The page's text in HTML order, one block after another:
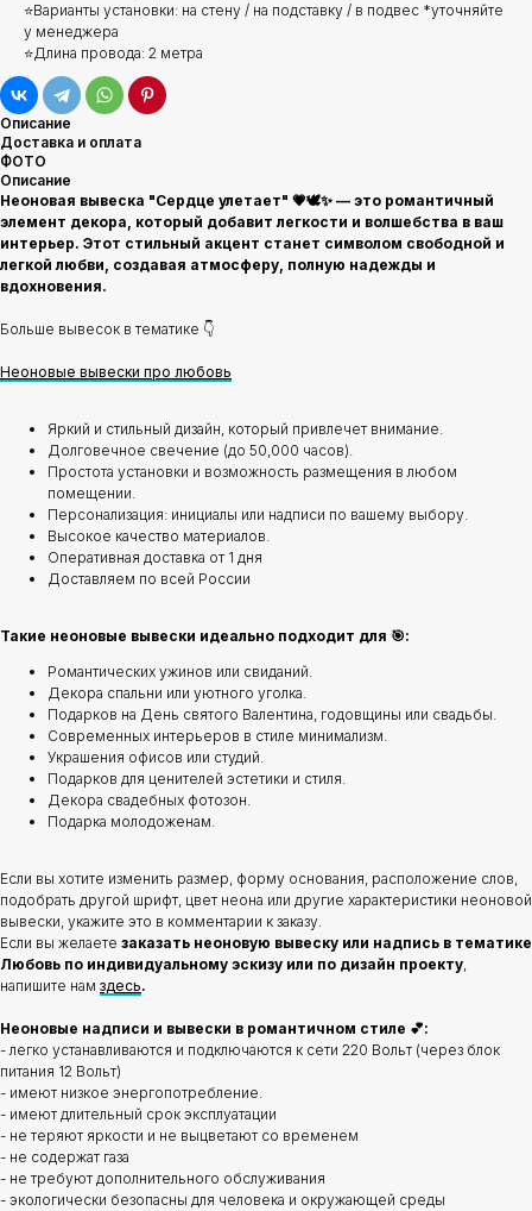
⭐Варианты установки: на стену / на подставку / в подвес *уточняйте
у менеджера
⭐Длина провода: 2 метра
Описание
Доставка и оплата
ФОТО
Описание
Неоновая вывеска "Сердце улетает" 💗🕊️✨ — это романтичный
элемент декора, который добавит легкости и волшебства в ваш
интерьер. Этот стильный акцент станет символом свободной и
легкой любви, создавая атмосферу, полную надежды и
вдохновения.
Больше вывесок в тематике 👇
Неоновые вывески про любовь
Яркий и стильный дизайн, который привлечет внимание.
Долговечное свечение (до 50,000 часов).
Простота установки и возможность размещения в любом
помещении.
Персонализация: инициалы или надписи по вашему выбору.
Высокое качество материалов.
Оперативная доставка от 1 дня
Доставляем по всей России
Такие неоновые вывески идеально подходит для 🎯:
Романтических ужинов или свиданий.
Декора спальни или уютного уголка.
Подарков на День святого Валентина, годовщины или свадьбы.
Современных интерьеров в стиле минимализм.
Украшения офисов или студий.
Подарков для ценителей эстетики и стиля.
Декора свадебных фотозон.
Подарка молодоженам.
Если вы хотите изменить размер, форму основания, расположение слов,
подобрать другой шрифт, цвет неона или другие характеристики неоновой
вывески, укажите это в комментарии к заказу.
Если вы желаете заказать неоновую вывеску или надпись в тематике
Любовь по индивидуальному эскизу или по дизайн проекту,
напишите нам здесь.
Неоновые надписи и вывески в романтичном стиле 💕:
- легко устанавливаются и подключаются к сети 220 Вольт (через блок
питания 12 Вольт)
- имеют низкое энергопотребление.
- имеют длительный срок эксплуатации
- не теряют яркости и не выцветают со временем
- не содержат газа
- не требуют дополнительного обслуживания
- экологически безопасны для человека и окружающей среды